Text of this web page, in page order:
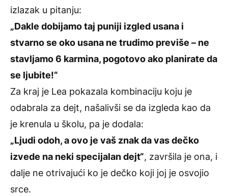
izlazak u pitanju:
„Dakle dobijamo taj puniji izgled usana i
stvarno se oko usana ne trudimo previše – ne
stavljamo 6 karmina, pogotovo ako planirate da
se ljubite!“
Za kraj je Lea pokazala kombinaciju koju je
odabrala za dejt, našalivši se da izgleda kao da
je krenula u školu, pa je dodala:
„Ljudi odoh, a ovo je vaš znak da vas dečko
izvede na neki specijalan dejt“, završila je ona, i
dalje ne otrivajući ko je dečko koji joj je osvojio
srce.